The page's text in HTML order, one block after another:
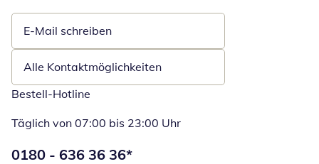
E-Mail schreiben
Öffnet E-Mail-Client
Alle Kontaktmöglichkeiten
Bestell-Hotline
Täglich von 07:00 bis 23:00 Uhr
Telefonnummer:
0180 - 636 36 36*